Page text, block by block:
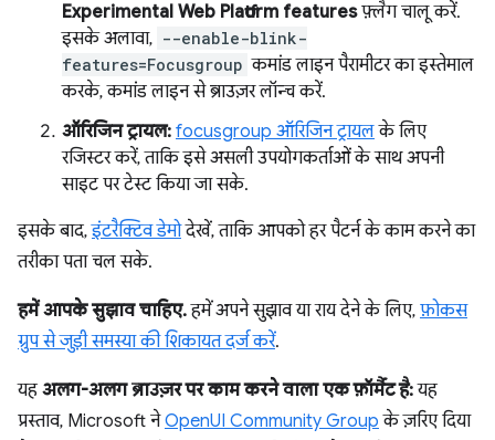
Experimental Web Platform featuresफ़्लैग चालू करें.
इसके अलावा, --enable-blink-
features=Focusgroup कमांड लाइन पैरामीटर का इस्तेमाल
करके, कमांड लाइन से ब्राउज़र लॉन्च करें.
ऑरिजिन ट्रायल: focusgroup ऑरिजिन ट्रायलके लिए
रजिस्टर करें, ताकि इसे असली उपयोगकर्ताओं के साथ अपनी
साइट पर टेस्ट किया जा सके.
इसके बाद,इंटरैक्टिव डेमोदेखें, ताकि आपको हर पैटर्न के काम करने का
तरीका पता चल सके.
हमें आपके सुझाव चाहिए.हमें अपने सुझाव या राय देने के लिए, फ़ोकस
ग्रुप से जुड़ी समस्या की शिकायत दर्ज करें.
यह अलग-अलग ब्राउज़र पर काम करने वाला एक फ़ॉर्मैट है:यह
प्रस्ताव, Microsoft नेOpenUI Community Group के ज़रिए दिया